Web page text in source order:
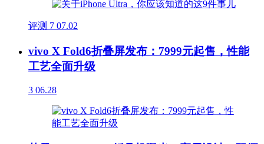
评测 7 07.02
vivo X Fold6折叠屏发布：7999元起售，性能
工艺全面升级
3 06.28